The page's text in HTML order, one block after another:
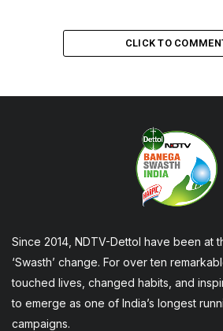
CLICK TO
Since 2014, NDTV-Dettol have been at
‘Swasth’ change. For over ten
touched lives, changed habits, and
to emerge as one of India’s longest
campaigns.